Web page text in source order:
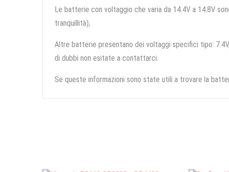
Le batterie con voltaggio che varia da 14.4V a 14.8V
tranquillità);
Altre batterie presentano dei voltaggi specifici tipo:
di dubbi non esitate a contattarci.
Se queste informazioni sono state utili a trovare la